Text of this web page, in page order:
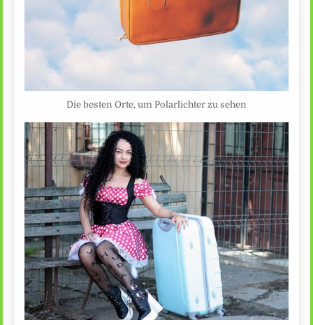
Die besten Orte, um Polarlichter zu sehen